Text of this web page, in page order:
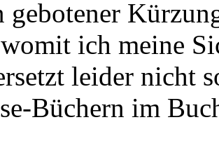
gebotener
ich meine
leider nicht
Büchern im